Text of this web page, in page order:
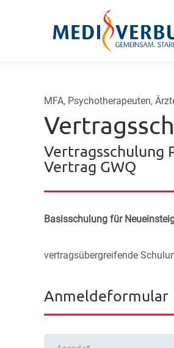
MFA, Psychotherapeuten,
Vertragsschulung
Vertrag GWQ
Basisschulung für
vertragsübergreifende
Anmeldeformular